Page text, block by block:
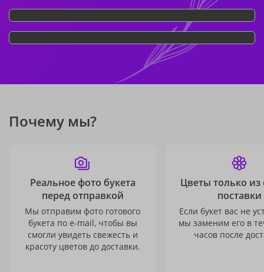
Почему мы?
Реальное фото букета
перед отправкой
Мы отправим фото готового
букета по e-mail, чтобы вы
смогли увидеть свежесть и
красоту цветов до доставки.
Цветы только из
поставки
Если букет вас не
мы заменим его в
часов после